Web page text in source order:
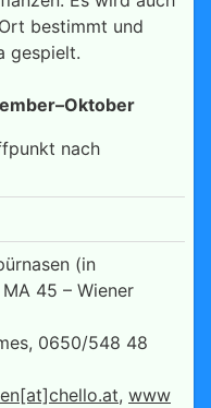
bestimmt und
gespielt.
nach
(in
45 – Wiener
0650/548 48
, www